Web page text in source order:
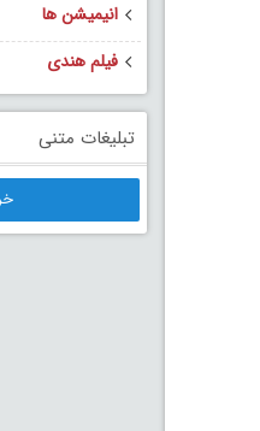
انیمیشن ها
فیلم هندی
تبلیغات متنی